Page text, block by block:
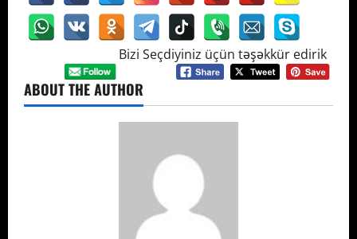
Bizi Seçdiyiniz üçün təşəkkür edirik
ABOUT THE AUTHOR